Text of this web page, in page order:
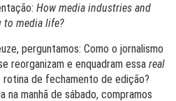
How media industries and
to media life?
perguntamos: Como o jornalismo
reorganizam e enquadram essa real
de fechamento de edição?
na manhã de sábado, compramos